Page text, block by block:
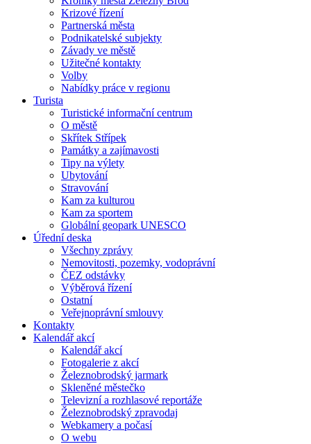
Krizové řízení
Partnerská města
Podnikatelské subjekty
Závady ve městě
Užitečné kontakty
Volby
Nabídky práce v regionu
Turista
Turistické informační centrum
O městě
Skřítek Střípek
Památky a zajímavosti
Tipy na výlety
Ubytování
Stravování
Kam za kulturou
Kam za sportem
Globální geopark UNESCO
Úřední deska
Všechny zprávy
Nemovitosti, pozemky, vodoprávní
ČEZ odstávky
Výběrová řízení
Ostatní
Veřejnoprávní smlouvy
Kontakty
Kalendář akcí
Kalendář akcí
Fotogalerie z akcí
Železnobrodský jarmark
Skleněné městečko
Televizní a rozhlasové reportáže
Železnobrodský zpravodaj
Webkamery a počasí
O webu